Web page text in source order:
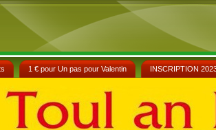
1 € pour Un pas pour Valentin INSCRIPTION